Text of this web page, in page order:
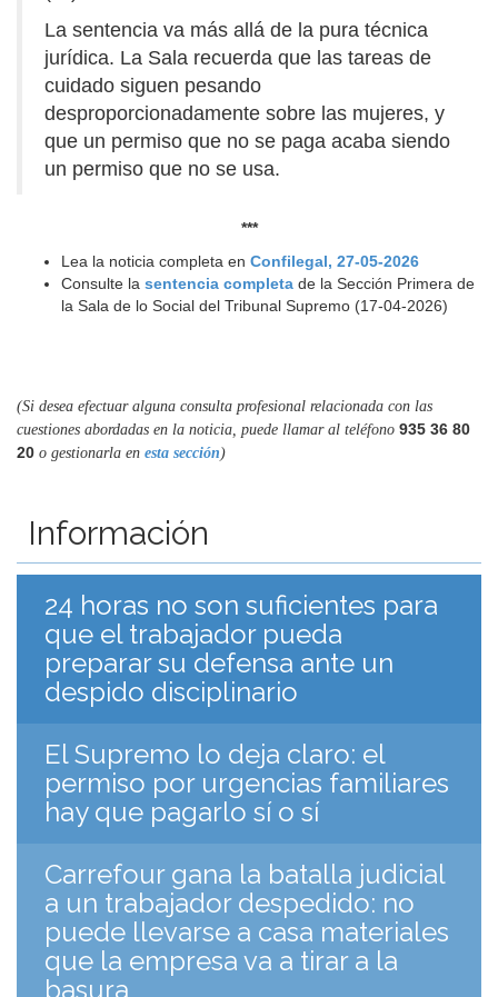
La sentencia va más allá de la pura técnica
jurídica. La Sala recuerda que las tareas de
cuidado siguen pesando
desproporcionadamente sobre las mujeres, y
que un permiso que no se paga acaba siendo
un permiso que no se usa.
***
Lea la noticia completa en Confilegal, 27-05-2026
Consulte la sentencia completa de la Sección Primera de
la Sala de lo Social del Tribunal Supremo (17-04-2026)
(Si desea efectuar alguna consulta profesional relacionada con las
cuestiones abordadas en la noticia, puede llamar al teléfono 935 36 80
20 o gestionarla en esta sección)
Información
24 horas no son suficientes para
que el trabajador pueda
preparar su defensa ante un
despido disciplinario
El Supremo lo deja claro: el
permiso por urgencias familiares
hay que pagarlo sí o sí
Carrefour gana la batalla judicial
a un trabajador despedido: no
puede llevarse a casa materiales
que la empresa va a tirar a la
basura